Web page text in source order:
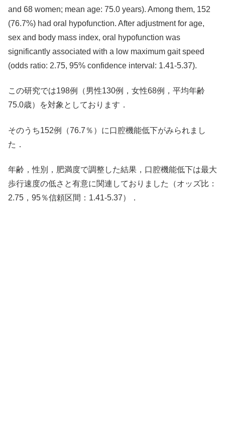
and 68 women; mean age: 75.0 years). Among them, 152
(76.7%) had oral hypofunction. After adjustment for age,
sex and body mass index, oral hypofunction was
significantly associated with a low maximum gait speed
(odds ratio: 2.75, 95% confidence interval: 1.41-5.37).
この研究では198例（男性130例，女性68例，平均年齢
75.0歳）を対象としております．
そのうち152例（76.7％）に口腔機能低下がみられまし
た．
年齢，性別，肥満度で調整した結果，口腔機能低下は最大
歩行速度の低さと有意に関連しておりました（オッズ比：
2.75，95％信頼区間：1.41-5.37）．